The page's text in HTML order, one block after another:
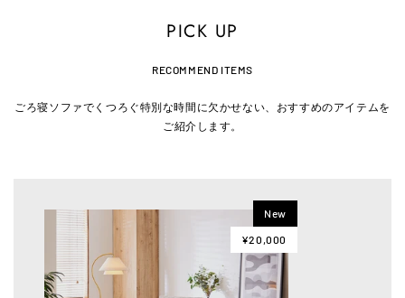
PICK UP
RECOMMEND ITEMS
ごろ寝ソファでくつろぐ特別な時間に欠かせない、おすすめのアイテムを
ご紹介します。
New
¥20,000